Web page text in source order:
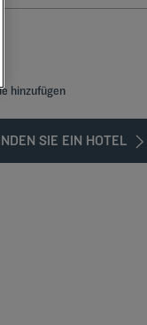
SIE EIN HOTEL
hinzufügen